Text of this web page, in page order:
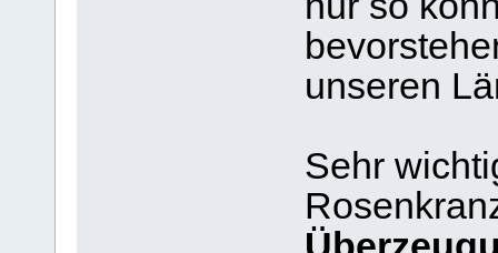
unseren
Sehr